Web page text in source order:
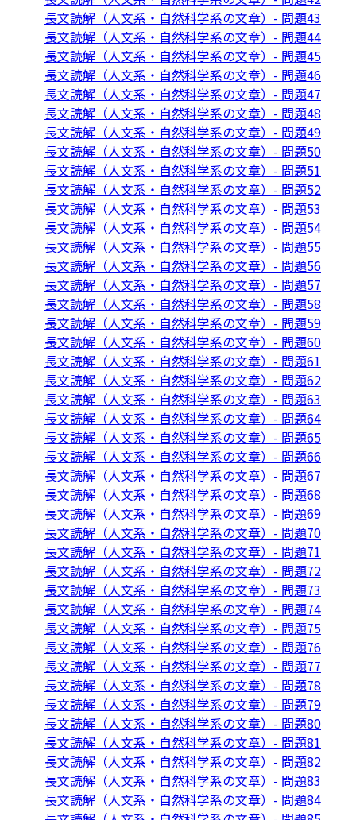
長文読解（人文系・自然科学系の文章）- 問題43
長文読解（人文系・自然科学系の文章）- 問題44
長文読解（人文系・自然科学系の文章）- 問題45
長文読解（人文系・自然科学系の文章）- 問題46
長文読解（人文系・自然科学系の文章）- 問題47
長文読解（人文系・自然科学系の文章）- 問題48
長文読解（人文系・自然科学系の文章）- 問題49
長文読解（人文系・自然科学系の文章）- 問題50
長文読解（人文系・自然科学系の文章）- 問題51
長文読解（人文系・自然科学系の文章）- 問題52
長文読解（人文系・自然科学系の文章）- 問題53
長文読解（人文系・自然科学系の文章）- 問題54
長文読解（人文系・自然科学系の文章）- 問題55
長文読解（人文系・自然科学系の文章）- 問題56
長文読解（人文系・自然科学系の文章）- 問題57
長文読解（人文系・自然科学系の文章）- 問題58
長文読解（人文系・自然科学系の文章）- 問題59
長文読解（人文系・自然科学系の文章）- 問題60
長文読解（人文系・自然科学系の文章）- 問題61
長文読解（人文系・自然科学系の文章）- 問題62
長文読解（人文系・自然科学系の文章）- 問題63
長文読解（人文系・自然科学系の文章）- 問題64
長文読解（人文系・自然科学系の文章）- 問題65
長文読解（人文系・自然科学系の文章）- 問題66
長文読解（人文系・自然科学系の文章）- 問題67
長文読解（人文系・自然科学系の文章）- 問題68
長文読解（人文系・自然科学系の文章）- 問題69
長文読解（人文系・自然科学系の文章）- 問題70
長文読解（人文系・自然科学系の文章）- 問題71
長文読解（人文系・自然科学系の文章）- 問題72
長文読解（人文系・自然科学系の文章）- 問題73
長文読解（人文系・自然科学系の文章）- 問題74
長文読解（人文系・自然科学系の文章）- 問題75
長文読解（人文系・自然科学系の文章）- 問題76
長文読解（人文系・自然科学系の文章）- 問題77
長文読解（人文系・自然科学系の文章）- 問題78
長文読解（人文系・自然科学系の文章）- 問題79
長文読解（人文系・自然科学系の文章）- 問題80
長文読解（人文系・自然科学系の文章）- 問題81
長文読解（人文系・自然科学系の文章）- 問題82
長文読解（人文系・自然科学系の文章）- 問題83
長文読解（人文系・自然科学系の文章）- 問題84